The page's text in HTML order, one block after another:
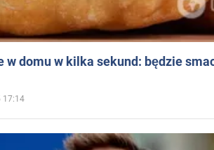
w domu w kilka sekund: będzie
17:14